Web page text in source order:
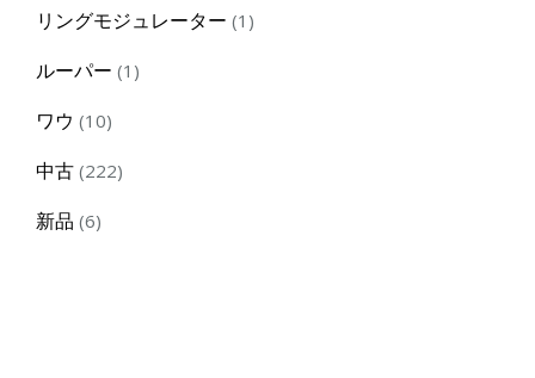
リングモジュレーター 1 1
ルーパー 1 1
ワウ 1010
中古 222222
新品 66